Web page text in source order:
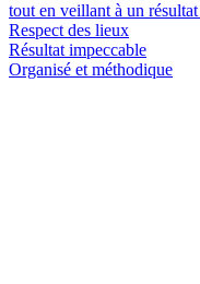
tout en veillant à un
Respect des lieux
Résultat impeccable
Organisé et méthodique